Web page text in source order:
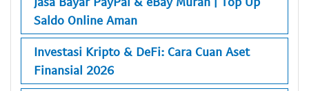
Saldo Online Aman
Investasi Kripto & DeFi: Cara Cuan Aset
Finansial 2026